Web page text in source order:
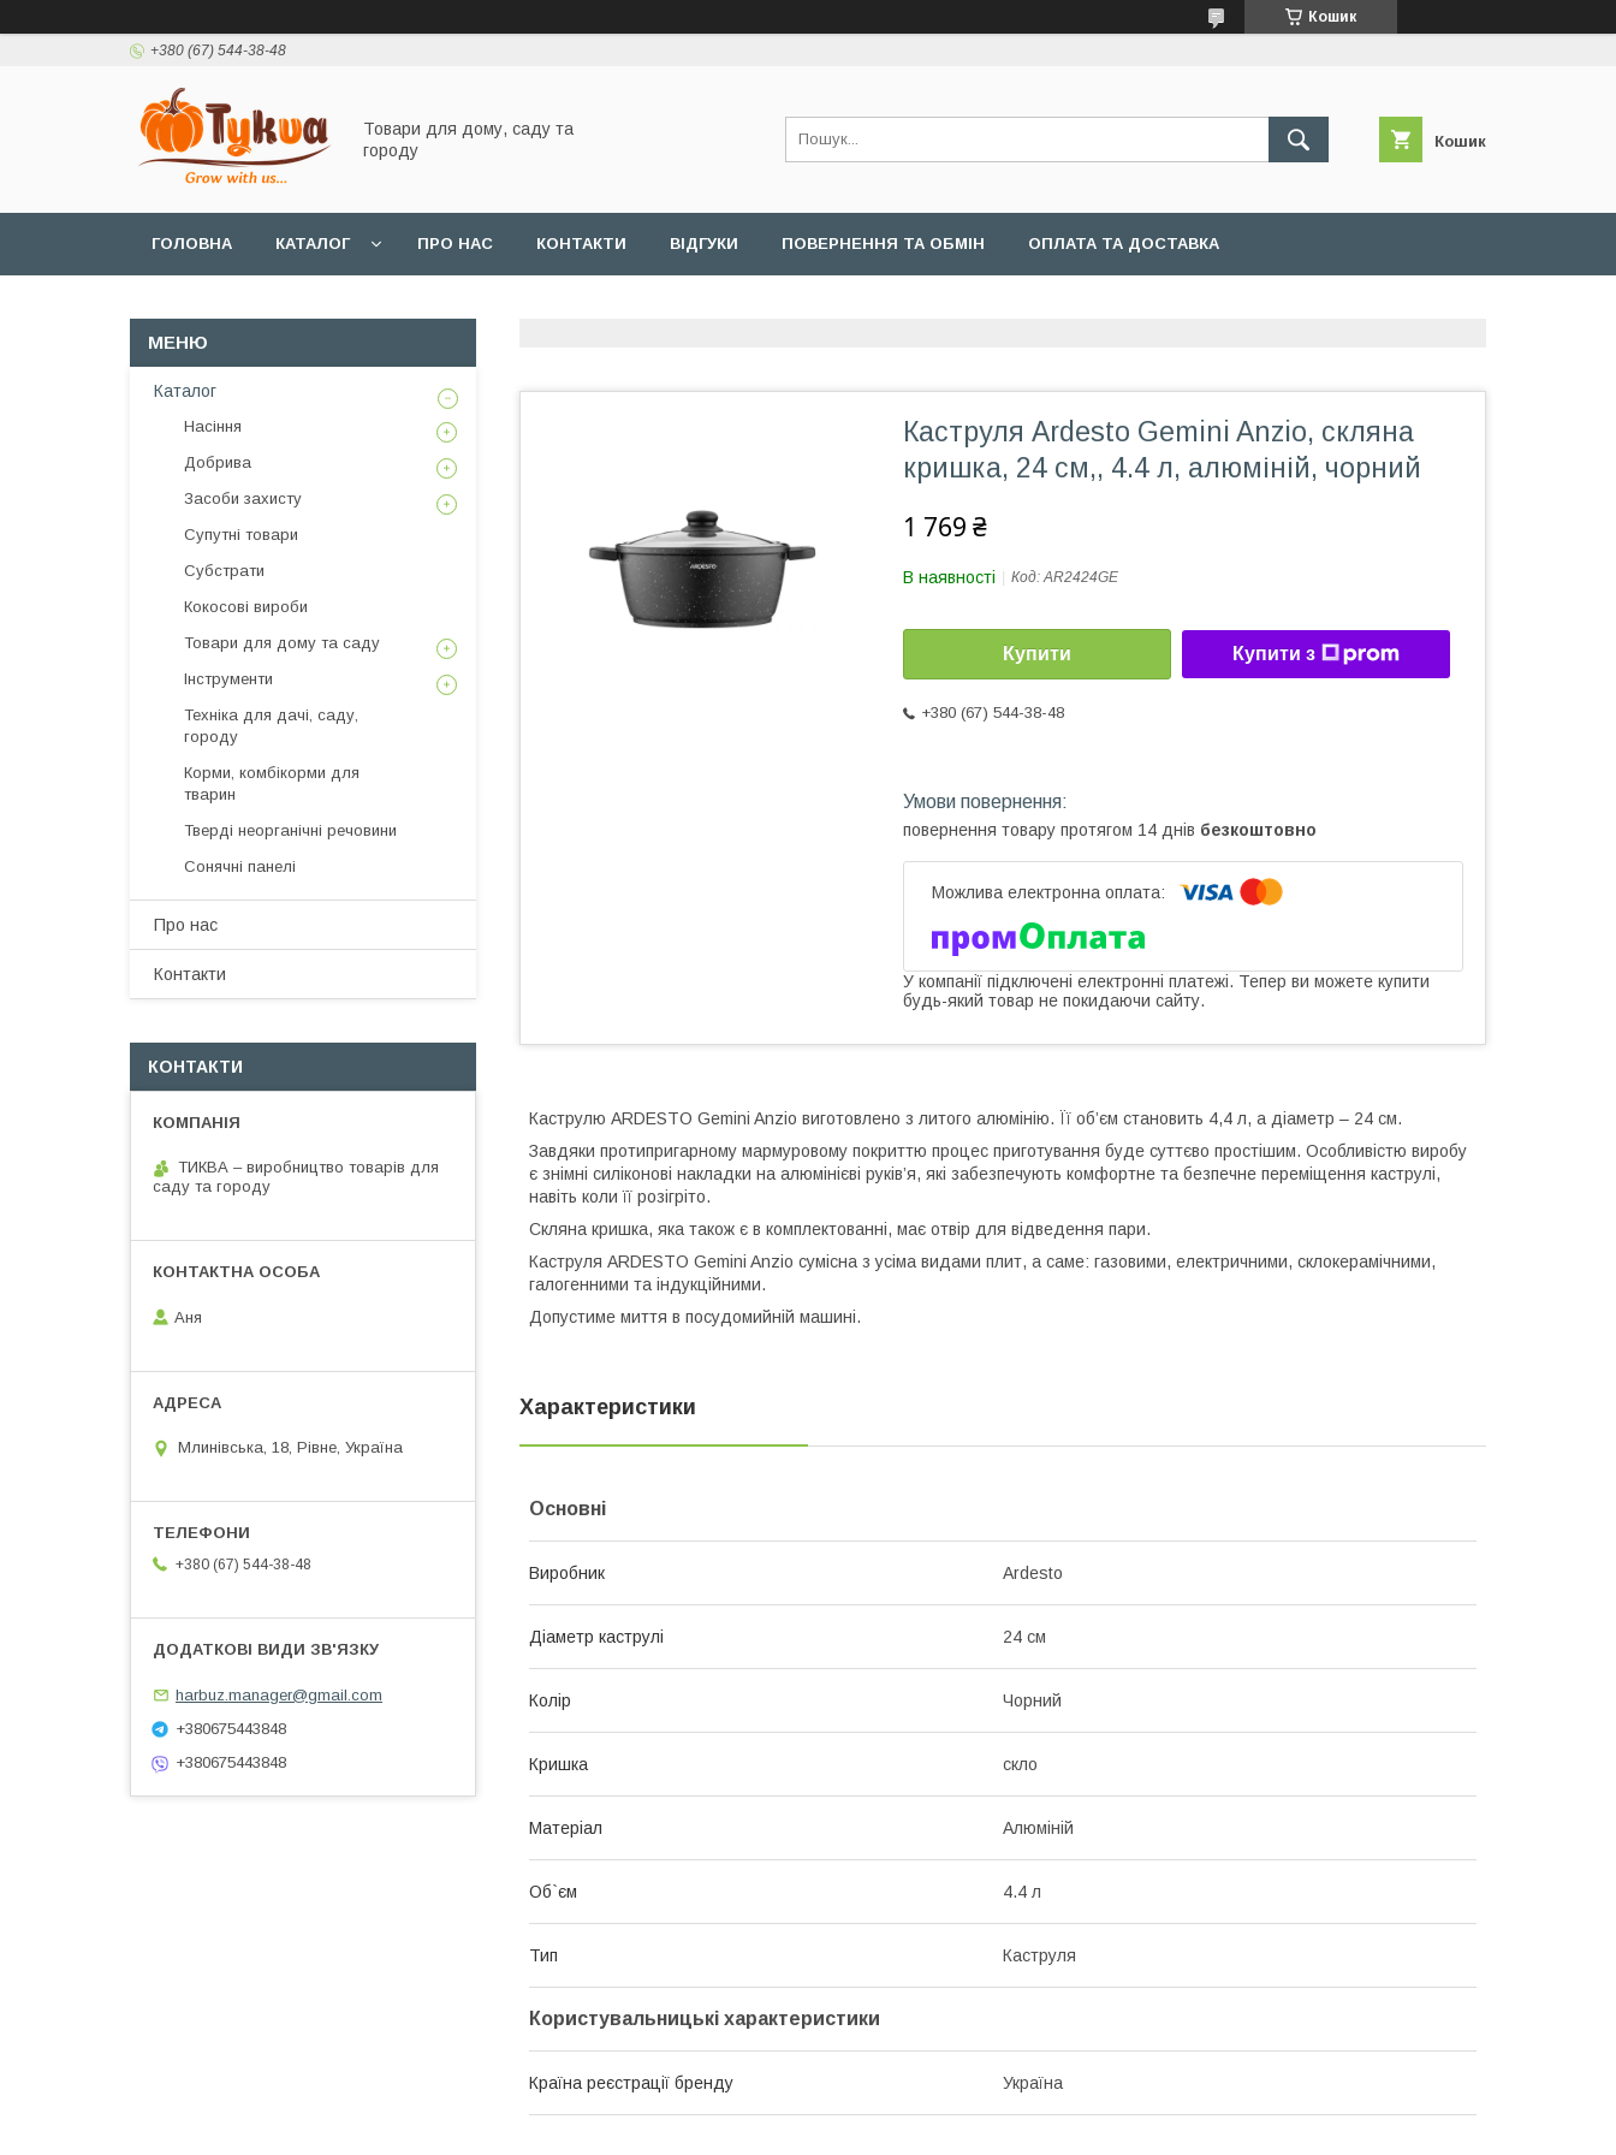
Кошик
+380 (67) 544-38-48
Товари для дому, саду та
городу
Кошик
ГОЛОВНА КАТАЛОГ ПРО НАС КОНТАКТИ ВІДГУКИ ПОВЕРНЕННЯ ТА ОБМІН ОПЛАТА ТА ДОСТАВКА
Каструля Ardesto Gemini Anzio, скляна
кришка, 24 см,, 4.4 л, алюміній, чорний
1 769 ₴
В наявності Код:AR2424GE
Купити Купити з
+380 (67) 544-38-48
повернення товару протягом 14 днів безкоштовно
У компанії підключені електронні платежі. Тепер ви можете купити
будь-який товар не покидаючи сайту.
Каструлю ARDESTO Gemini Anzio виготовлено з литого алюмінію. Її об’єм становить 4,4 л, а діаметр – 24 см.
Завдяки протипригарному мармуровому покриттю процес приготування буде суттєво простішим. Особливістю виробу
є знімні силіконові накладки на алюмінієві руків’я, які забезпечують комфортне та безпечне переміщення каструлі,
навіть коли її розігріто.
Скляна кришка, яка також є в комплектованні, має отвір для відведення пари.
Каструля ARDESTO Gemini Anzio сумісна з усіма видами плит, а саме: газовими, електричними, склокерамічними,
галогенними та індукційними.
Допустиме миття в посудомийній машині.
Характеристики
Основні
Виробник Ardesto
Діаметр каструлі 24 см
Колір Чорний
Кришка скло
Матеріал Алюміній
Об`єм 4.4 л
Тип Каструля
Користувальницькі характеристики
Країна реєстрації бренду Україна
Каталог
Насіння
Добрива
Засоби захисту
Супутні товари
Субстрати
Кокосові вироби
Товари для дому та саду
Інструменти
Техніка для дачі, саду,
городу
Корми, комбікорми для
тварин
Тверді неорганічні речовини
Сонячні панелі
Про нас
Контакти
КОНТАКТИ
ТИКВА – виробництво товарів для
саду та городу
Аня
Млинівська, 18, Рівне, Україна
+380 (67) 544-38-48
harbuz.manager@gmail.com
+380675443848
+380675443848